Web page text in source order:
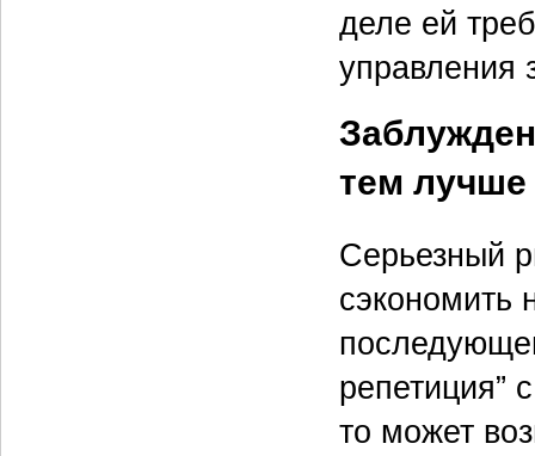
деле ей
управления
тем лучше
Серьезный
сэкономить
репетиция”
то может